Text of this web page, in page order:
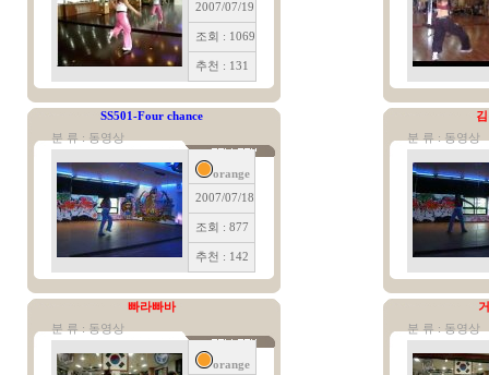
2007/07/19
조회 : 1069
추천 : 131
SS501-Four chance
분 류 : 동영상
orange
2007/07/18
조회 : 877
추천 : 142
분 류 : 동영상
빠라빠바
분 류 : 동영상
orange
분 류 : 동영상